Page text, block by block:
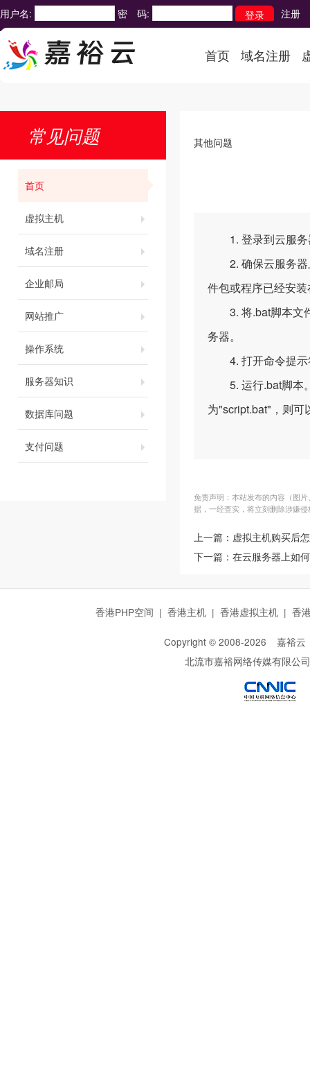
用户名: 密 码: 注册
首页 域名注册
常见问题
首页
虚拟主机
域名注册
企业邮局
网站推广
操作系统
服务器知识
数据库问题
支付问题
其他问题
1. 登录到云服务
2. 确保云服务器
件包或程序已经安
3. 将.bat脚本文件
务器。
4. 打开命令提示
5. 运行.bat脚本。
为"script.bat"，则可
免责声明：本站发布的内容（图
据，一经查实，将立刻删除涉嫌
上一篇： 虚拟主机购买后
下一篇： 在云服务器上如
香港PHP空间 | 香港主机 | 香港虚拟主机 | 香
Copyright © 2008-2026 嘉裕云
北流市嘉裕网络传媒有限公司